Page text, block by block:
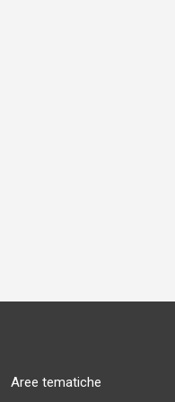
Aree tematiche